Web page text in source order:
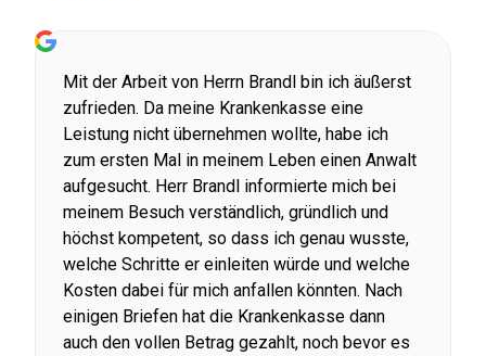
Mit der Arbeit von Herrn Brandl bin ich äußerst
zufrieden. Da meine Krankenkasse eine
Leistung nicht übernehmen wollte, habe ich
zum ersten Mal in meinem Leben einen Anwalt
aufgesucht. Herr Brandl informierte mich bei
meinem Besuch verständlich, gründlich und
höchst kompetent, so dass ich genau wusste,
welche Schritte er einleiten würde und welche
Kosten dabei für mich anfallen könnten. Nach
einigen Briefen hat die Krankenkasse dann
auch den vollen Betrag gezahlt, noch bevor es